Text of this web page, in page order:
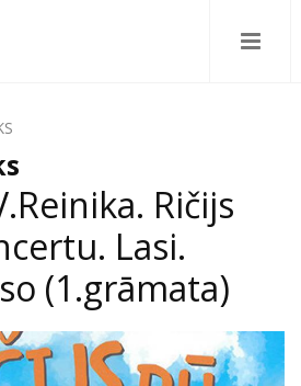
Ričijs
Lasi.
(1.grāmata)